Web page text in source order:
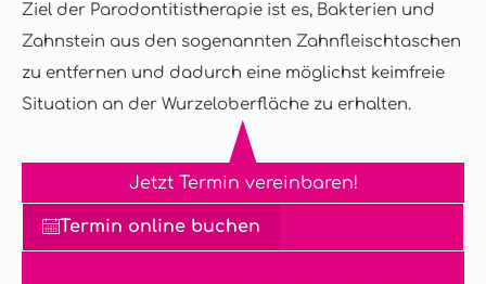
Ziel der Parodontitistherapie ist es, Bakterien und
Zahnstein aus den sogenannten Zahnfleischtaschen
zu entfernen und dadurch eine möglichst keimfreie
Situation an der Wurzeloberfläche zu erhalten.
Jetzt Termin vereinbaren!
Termin online buchen